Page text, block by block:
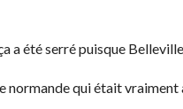
a été serré puisque
normande qui était